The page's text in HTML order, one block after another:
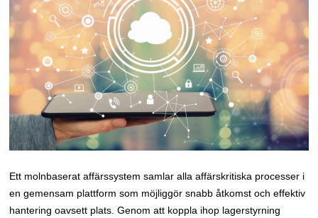
Ett molnbaserat affärssystem samlar alla affärskritiska processer i
en gemensam plattform som möjliggör snabb åtkomst och effektiv
hantering oavsett plats. Genom att koppla ihop lagerstyrning